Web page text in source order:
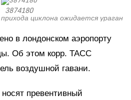
3874180
циклона ожидается ураган
в лондонском аэропорту
Об этом корр. ТАСС
воздушной гавани.
превентивный